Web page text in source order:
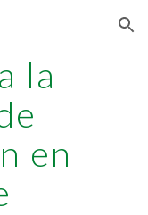
Skip to navigation
la
en